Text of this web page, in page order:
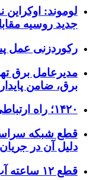
لوموند: اوکراین
جدید روسیه
رکوردزنی عمل
برق، ضامن
۱۴۲۰؛ راه ارتباطی بیمه شدگان تأمین‌اجتماعی
قطع شبکه
دلیل آن در
قطع ۱۲ ساعته آب در ۲ محله بندرعباس